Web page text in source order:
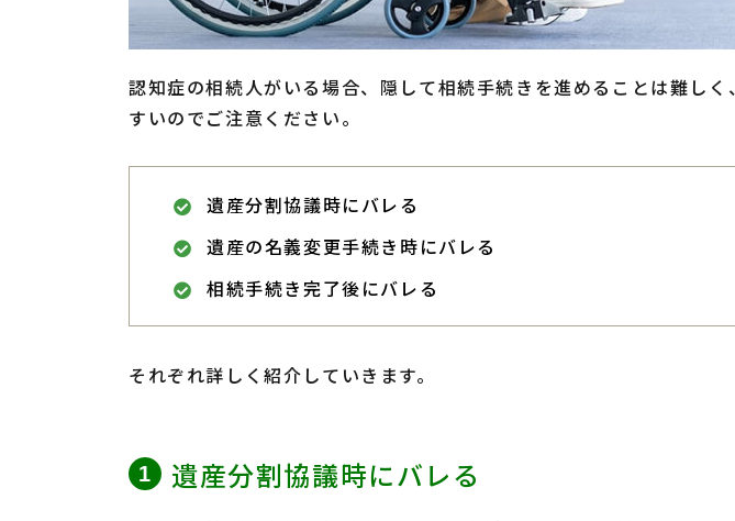
認知症の相続人がいる場合、隠して相続手続きを進めることは難し
すいのでご注意ください。
遺産分割協議時にバレる
遺産の名義変更手続き時にバレる
相続手続き完了後にバレる
それぞれ詳しく紹介していきます。
遺産分割協議時にバレる